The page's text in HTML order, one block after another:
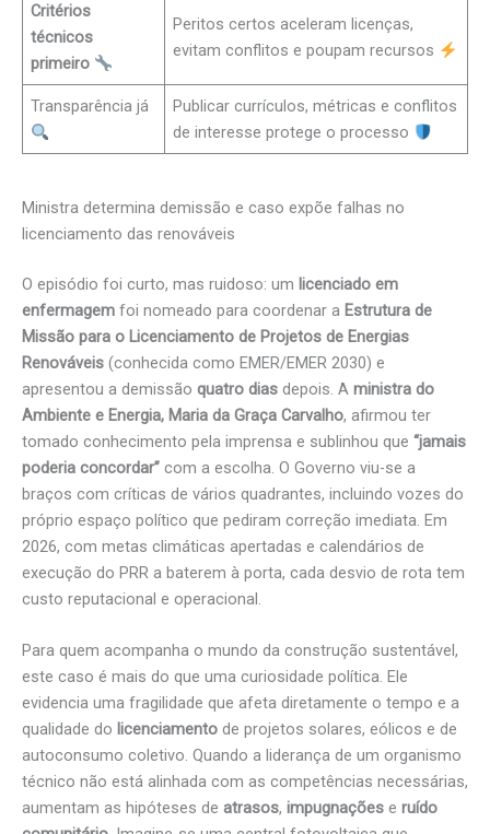
Critérios
técnicos
primeiro
Peritos certos aceleram licenças,
evitam conflitos e poupam recursos
Transparência já
Publicar currículos, métricas e conflitos
de interesse protege o processo
Ministra determina demissão e caso expõe falhas no
licenciamento das renováveis
O episódio foi curto, mas ruidoso: um licenciado em
enfermagem foi nomeado para coordenar a Estrutura de
Missão para o Licenciamento de Projetos de Energias
Renováveis (conhecida como EMER/EMER 2030) e
apresentou a demissão quatro dias depois. A ministra do
Ambiente e Energia, Maria da Graça Carvalho, afirmou ter
tomado conhecimento pela imprensa e sublinhou que “jamais
poderia concordar” com a escolha. O Governo viu-se a
braços com críticas de vários quadrantes, incluindo vozes do
próprio espaço político que pediram correção imediata. Em
2026, com metas climáticas apertadas e calendários de
execução do PRR a baterem à porta, cada desvio de rota tem
custo reputacional e operacional.
Para quem acompanha o mundo da construção sustentável,
este caso é mais do que uma curiosidade política. Ele
evidencia uma fragilidade que afeta diretamente o tempo e a
qualidade do licenciamento de projetos solares, eólicos e de
autoconsumo coletivo. Quando a liderança de um organismo
técnico não está alinhada com as competências necessárias,
aumentam as hipóteses de atrasos, impugnações e ruído